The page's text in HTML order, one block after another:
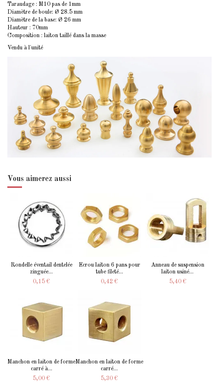
Taraudage : M10 pas de 1mm
Diamètre de boule: Ø 28.5 mm
Diamètre de la base: Ø 26 mm
Hauteur : 70mm
Composition : laiton taillé dans la masse
Vendu à l'unité
Vous aimerez aussi
Rondelle éventail dentelée
zinguée...
0,15 €
Ecrou laiton 6 pans pour
tube fileté...
0,42 €
Anneau de suspension
laiton usiné...
5,40 €
Manchon en laiton de forme
carré à...
5,00 €
Manchon en laiton de forme
carré...
5,30 €